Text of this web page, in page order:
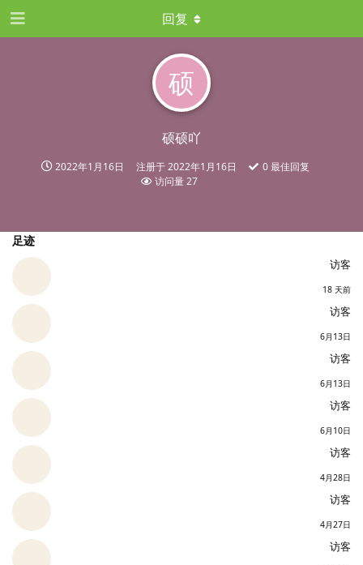
硕
硕硕吖
2022年1月16日 注册于2022年1月16日 0最佳回复
访问量27
回复
足迹
访客
18 天前
访客
6月13日
访客
6月13日
访客
6月10日
访客
4月28日
访客
4月27日
访客